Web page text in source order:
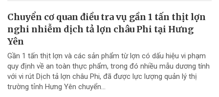
Chuyển cơ quan điều tra vụ gần 1 tấn thịt lợn
nghi nhiễm dịch tả lợn châu Phi tại Hưng
Yên
Gần 1 tấn thịt lợn và các sản phẩm từ lợn có dấu hiệu vi phạm
quy định về an toàn thực phẩm, trong đó nhiều mẫu dương tính
với vi rút Dịch tả lợn châu Phi, đã được lực lượng quản lý thị
trường tỉnh Hưng Yên chuyển...